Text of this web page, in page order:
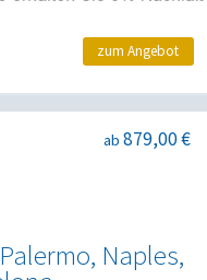
zum Angebot
Naples,
ab 879,00 €